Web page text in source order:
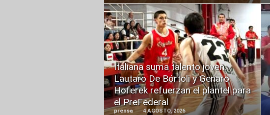
Italiana suma talento joven:
Lautaro De Bórtoli y Genaro
Hoferek refuerzan el plantel para
el PreFederal
prensa 4 AGOSTO, 2026
READ
MORE